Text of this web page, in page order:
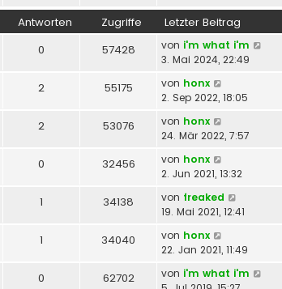
r
a
g
i
t
e
r
B
t
g
Antworten Zugriffe Letzter Beitrag
0 57428 von i'm what i'm
3. Mai 2024, 22:49
2 55175 von honx
2. Sep 2022, 18:05
2 53076 von honx
24. Mär 2022, 7:57
0 32456 von honx
2. Jun 2021, 13:32
1 34138 von freaked
19. Mai 2021, 12:41
1 34040 von honx
22. Jan 2021, 11:49
0 62702 von i'm what i'm